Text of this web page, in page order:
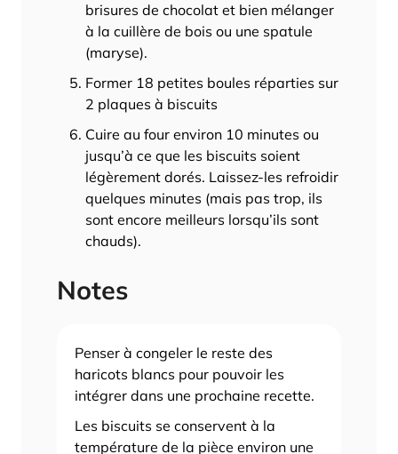
brisures de chocolat et bien mélanger
à la cuillère de bois ou une spatule
(maryse).
Former 18 petites boules réparties sur
2 plaques à biscuits
Cuire au four environ 10 minutes ou
jusqu’à ce que les biscuits soient
légèrement dorés. Laissez-les refroidir
quelques minutes (mais pas trop, ils
sont encore meilleurs lorsqu’ils sont
chauds).
Notes
Penser à congeler le reste des
haricots blancs pour pouvoir les
intégrer dans une prochaine recette.
Les biscuits se conservent à la
température de la pièce environ une